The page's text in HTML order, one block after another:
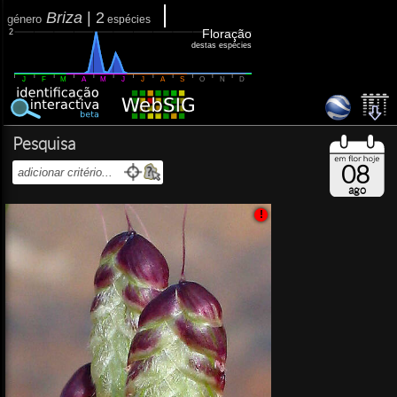
género Briza 2 espécies
2
J F M A M J J A S O N D
Floração
destas espécies
Pesquisa
08
ago
!